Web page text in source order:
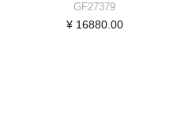
GF27379
¥ 16880.00